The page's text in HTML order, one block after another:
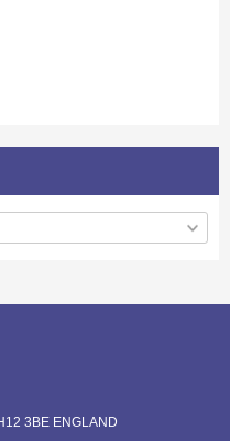
3BE ENGLAND